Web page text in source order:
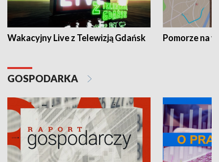
Wakacyjny Live z Telewizją Gdańsk Pomorze na
GOSPODARKA